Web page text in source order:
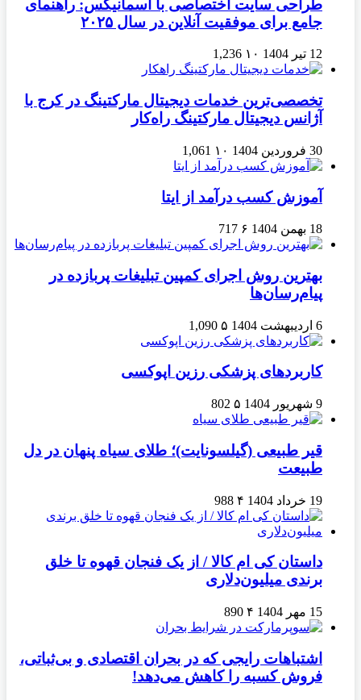
طراحی سایت اختصاصی با آسمانیکس: راهنمای
جامع برای موفقیت آنلاین در سال ۲۰۲۵
12 تیر 1404 ۱۰ 1,236
تخصصی‌ترین خدمات دیجیتال مارکتینگ در کرج با
آژانس دیجیتال مارکتینگ راه‌کار
30 فروردین 1404 ۱۰ 1,061
آموزش کسب درآمد از ایتا
18 بهمن 1404 ۶ 717
بهترین روش اجرای کمپین تبلیغات پربازده در
پیام‌رسان‌ها
6 اردیبهشت 1404 ۵ 1,090
کاربردهای پزشکی رزین اپوکسی
9 شهریور 1404 ۵ 802
قیر طبیعی (گیلسونایت)؛ طلای سیاه پنهان در دل
طبیعت
19 خرداد 1404 ۴ 988
داستان کی ام کالا / از یک فنجان قهوه تا خلق
برندی میلیون‌دلاری
15 مهر 1404 ۴ 890
اشتباهات رایجی که در بحران اقتصادی و بی‌ثباتی،
فروش کسبه را کاهش می‌دهد!